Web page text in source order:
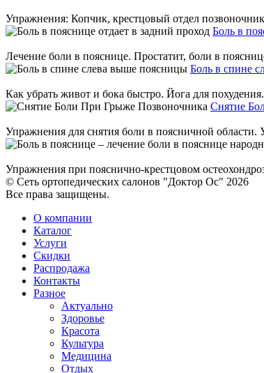
Упражнения: Копчик, крестцовый отдел
Боль в
Лечение боли в пояснице. Простатит, боли в
Боль в спине
Как убрать живот и бока быстро. Йога для
Снятие
Упражнения для снятия боли в поясничной
Упражнения при пояснично-крестцовом
© Сеть ортопедических салонов "Доктор Ос" 2026
Все права защищены.
О компании
Каталог
Услуги
Скидки
Распродажа
Контакты
Разное
Актуально
Здоровье
Красота
Культура
Медицина
Отдых